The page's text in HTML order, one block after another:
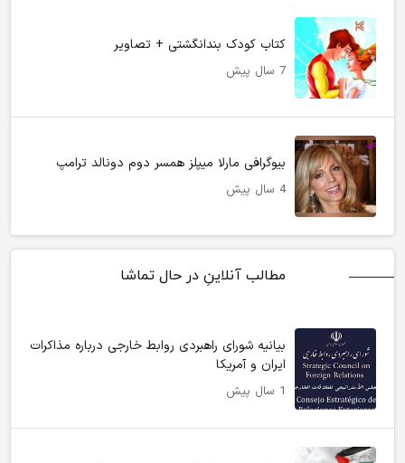
کتاب کودک بندانگشتی + تصاویر
7 سال پیش
بیوگرافی مارلا میپلز همسر دوم دونالد ترامپ
4 سال پیش
مطالب آنلاینِ در حال تماشا
بیانیه شورای راهبردی روابط خارجی درباره مذاکرات
ایران و آمریکا
1 سال پیش